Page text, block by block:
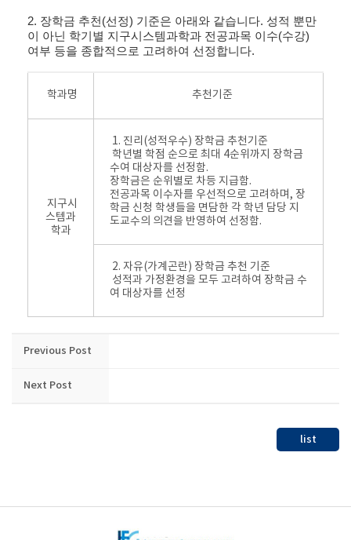
2. 장학금 추천(선정) 기준은 아래와 같습니다. 성적 뿐만
이 아닌 학기별 지구시스템과학과 전공과목 이수(수강)
여부 등을 종합적으로 고려하여 선정합니다.
학과명 추천기준
지구시
스템과
학과
1. 진리(성적우수) 장학금 추천기준
학년별 학점 순으로 최대 4순위까지 장학금
수여 대상자를 선정함.
장학금은 순위별로 차등 지급함.
전공과목 이수자를 우선적으로 고려하며, 장
학금 신청 학생들을 면담한 각 학년 담당 지
도교수의 의견을 반영하여 선정함.
2. 자유(가계곤란) 장학금 추천 기준
성적과 가정환경을 모두 고려하여 장학금 수
여 대상자를 선정
Previous Post
Next Post
list